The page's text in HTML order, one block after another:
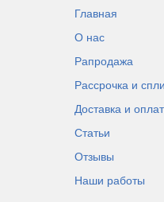
Главная
О нас
Рапродажа
Рассрочка и
Доставка и
Статьи
Отзывы
Наши работы